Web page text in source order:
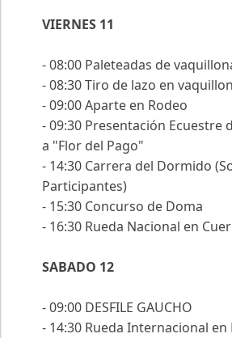
VIERNES 11
- 08:00 Paleteadas de
- 08:30 Tiro de lazo en
- 09:00 Aparte en Rodeo
- 09:30 Presentación Ecuestre
a "Flor del Pago"
- 14:30 Carrera del Dormido
Participantes)
- 15:30 Concurso de Doma
- 16:30 Rueda Nacional en
SABADO 12
- 09:00 DESFILE GAUCHO
- 14:30 Rueda Internacional en